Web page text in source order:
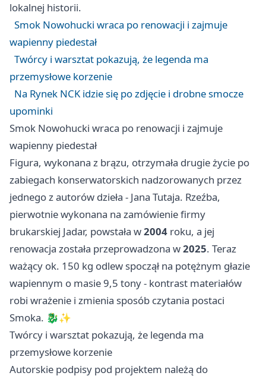
lokalnej historii.
Smok Nowohucki wraca po renowacji i zajmuje
wapienny piedestał
Twórcy i warsztat pokazują, że legenda ma
przemysłowe korzenie
Na Rynek NCK idzie się po zdjęcie i drobne smocze
upominki
Smok Nowohucki wraca po renowacji i zajmuje
wapienny piedestał
Figura, wykonana z brązu, otrzymała drugie życie po
zabiegach konserwatorskich nadzorowanych przez
jednego z autorów dzieła - Jana Tutaja. Rzeźba,
pierwotnie wykonana na zamówienie firmy
brukarskiej Jadar, powstała w2004 roku, a jej
renowacja została przeprowadzona w2025. Teraz
ważący ok. 150 kg odlew spoczął na potężnym głazie
wapiennym o masie 9,5 tony - kontrast materiałów
robi wrażenie i zmienia sposób czytania postaci
Smoka. 🐉✨
Twórcy i warsztat pokazują, że legenda ma
przemysłowe korzenie
Autorskie podpisy pod projektem należą do